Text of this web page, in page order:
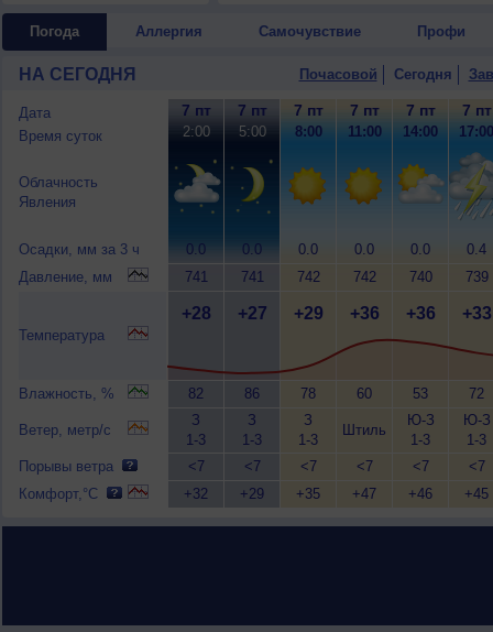
Погода Аллергия Самочувствие Профи
НА СЕГОДНЯ Почасовой Сегодня
Дата
Время суток
Облачность
Явления
Осадки, мм за 3 ч
Давление, мм
Температура
Влажность, %
Ветер, метр/с
Порывы ветра
Комфорт,°C
7 пт
2:00
0.0
741
+28
82
З
1-3
<7
+32
7 пт
5:00
0.0
741
+27
86
З
1-3
<7
+29
7 пт
8:00
0.0
742
+29
78
З
1-3
<7
+35
7 пт
11:00
0.0
742
+36
60
Штиль
<7
+47
7 пт
14:00
0.0
740
+36
53
Ю-З
1-3
<7
+46
7 пт
17:00
0.4
739
+33
72
Ю-З
1-3
<7
+45